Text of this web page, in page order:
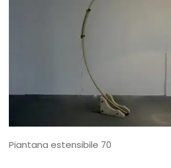
Piantana estensibile 70